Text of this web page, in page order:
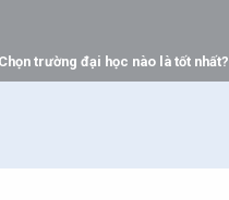
trường đại học nào là tốt nhất?